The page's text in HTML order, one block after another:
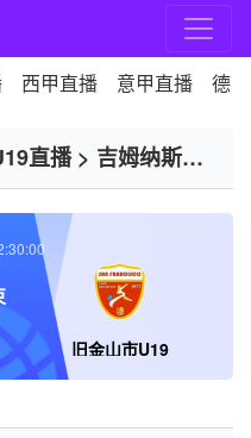
西甲直播 意甲直播 德
直播> 吉姆纳斯迪
旧金山市U19